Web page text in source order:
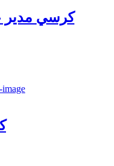
كرسي مدير